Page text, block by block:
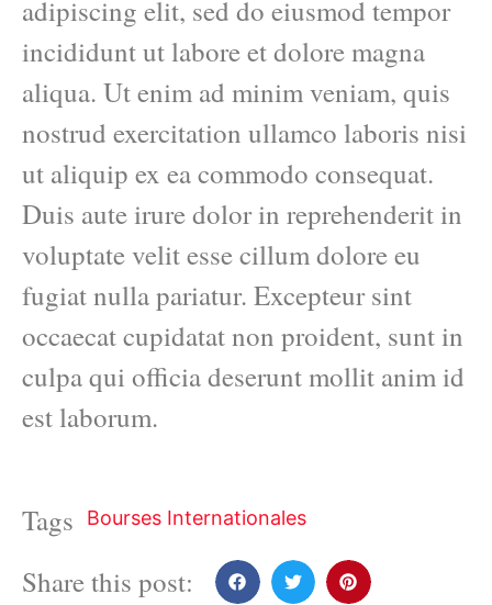
adipiscing elit, sed do eiusmod tempor
incididunt ut labore et dolore magna
aliqua. Ut enim ad minim veniam, quis
nostrud exercitation ullamco laboris nisi
ut aliquip ex ea commodo consequat.
Duis aute irure dolor in reprehenderit in
voluptate velit esse cillum dolore eu
fugiat nulla pariatur. Excepteur sint
occaecat cupidatat non proident, sunt in
culpa qui officia deserunt mollit anim id
est laborum.
Tags Bourses Internationales
Share this post: